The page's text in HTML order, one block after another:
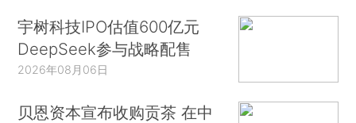
宇树科技IPO估值600亿元
DeepSeek参与战略配售
2026年08月06日
贝恩资本宣布收购贡茶 在中